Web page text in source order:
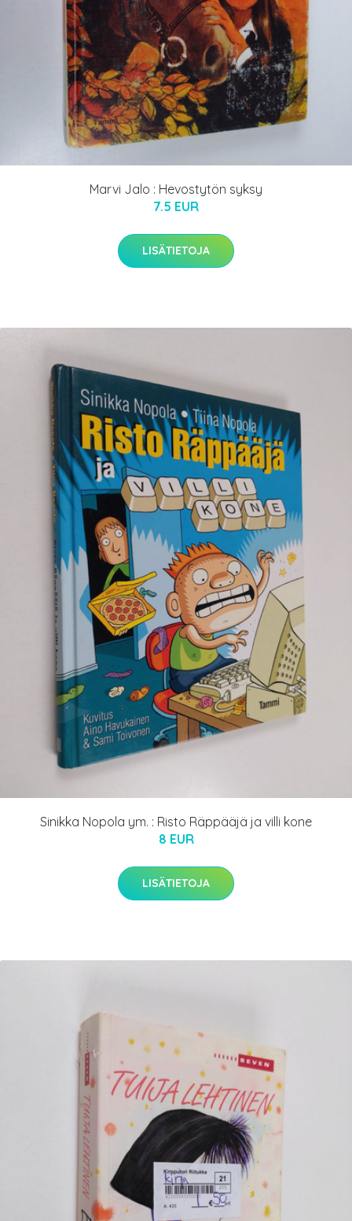
Marvi Jalo : Hevostytön syksy
7.5 EUR
LISÄTIETOJA
Sinikka Nopola ym. : Risto Räppääjä ja villi kone
8 EUR
LISÄTIETOJA